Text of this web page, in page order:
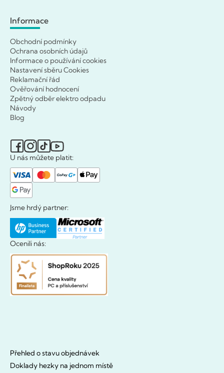
Informace
Obchodní podmínky
Ochrana osobních údajů
Informace o používání cookies
Nastavení sběru Cookies
Reklamační řád
Ověřování hodnocení
Zpětný odběr elektro odpadu
Návody
Blog
U nás můžete platit:
Jsme hrdý partner:
Ocenili nás:
Přehled o stavu objednávek
Doklady hezky na jednom místě